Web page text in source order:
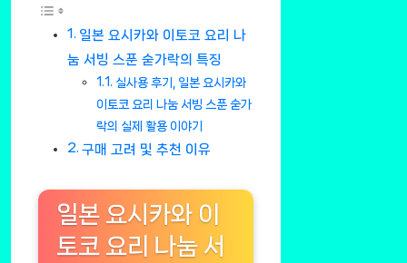
일본 요시카와 이토코 요리 나
눔 서빙 스푼 숟가락의 특징
실사용 후기, 일본 요시카와
이토코 요리 나눔 서빙 스푼 숟가
락의 실제 활용 이야기
구매 고려 및 추천 이유
일본 요시카와 이
토코 요리 나눔 서